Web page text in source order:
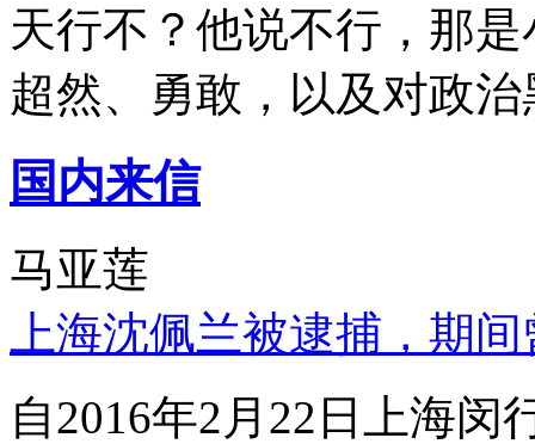
天行不？他说不行，那
超然、勇敢，以及对政
国内来信
马亚莲
上海沈佩兰被逮捕，期
自2016年2月22日上海